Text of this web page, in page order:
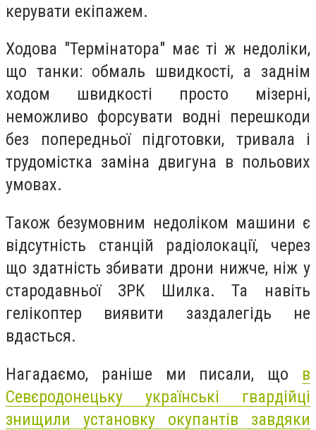
керувати екіпажем.
Ходова "Термінатора" має ті ж недоліки,
що танки: обмаль швидкості, а заднім
ходом швидкості просто мізерні,
неможливо форсувати водні перешкоди
без попередньої підготовки, тривала і
трудомістка заміна двигуна в польових
умовах.
Також безумовним недоліком машини є
відсутність станцій радіолокації, через
що здатність збивати дрони нижче, ніж у
стародавньої ЗРК Шилка. Та навіть
гелікоптер виявити заздалегідь не
вдасться.
Нагадаємо, раніше ми писали, що в
Севєродонецьку українські гвардійці
знищили установку окупантів завдяки